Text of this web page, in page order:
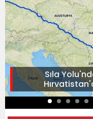
Sıla